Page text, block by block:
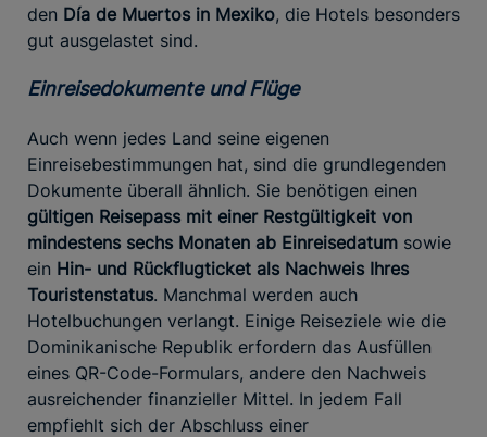
den Día de Muertos in Mexiko, die Hotels besonders
gut ausgelastet sind.
Einreisedokumente und Flüge
Auch wenn jedes Land seine eigenen
Einreisebestimmungen hat, sind die grundlegenden
Dokumente überall ähnlich. Sie benötigen einen
gültigen Reisepass mit einer Restgültigkeit von
mindestens sechs Monaten ab Einreisedatum sowie
ein Hin- und Rückflugticket als Nachweis Ihres
Touristenstatus. Manchmal werden auch
Hotelbuchungen verlangt. Einige Reiseziele wie die
Dominikanische Republik erfordern das Ausfüllen
eines QR-Code-Formulars, andere den Nachweis
ausreichender finanzieller Mittel. In jedem Fall
empfiehlt sich der Abschluss einer